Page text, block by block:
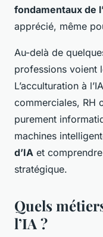
fondamentaux de
apprécié, même
Au-delà de
professions voient
L’acculturation à
commerciales, RH
purement
machines
d’IA et
stratégique.
Quels
l’IA ?